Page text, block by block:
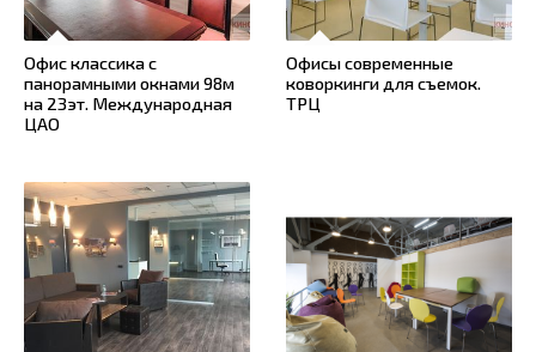
Офис классика с
панорамными окнами 98м
на 23эт. Международная
ЦАО
Офисы современные
коворкинги для съемок.
ТРЦ